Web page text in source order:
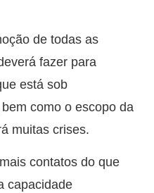
de todas as
fazer para
está sob
como o escopo da
muitas crises.
contatos do que
capacidade